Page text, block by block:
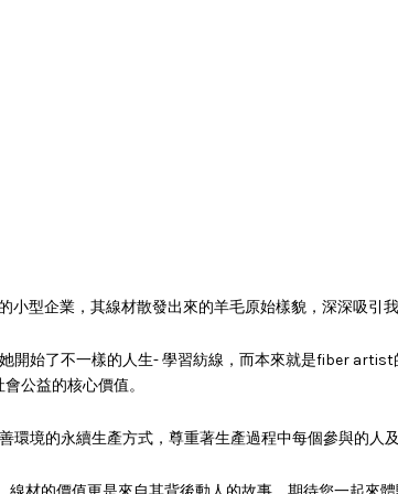
型企業，其線材散發出來的羊毛原始樣貌， 深深吸引我
始了不一樣的人生- 學習紡線，而本來就是fiber
公益的核心價值。
境的永續生產方式，尊重著生產過程中每個參與的人及